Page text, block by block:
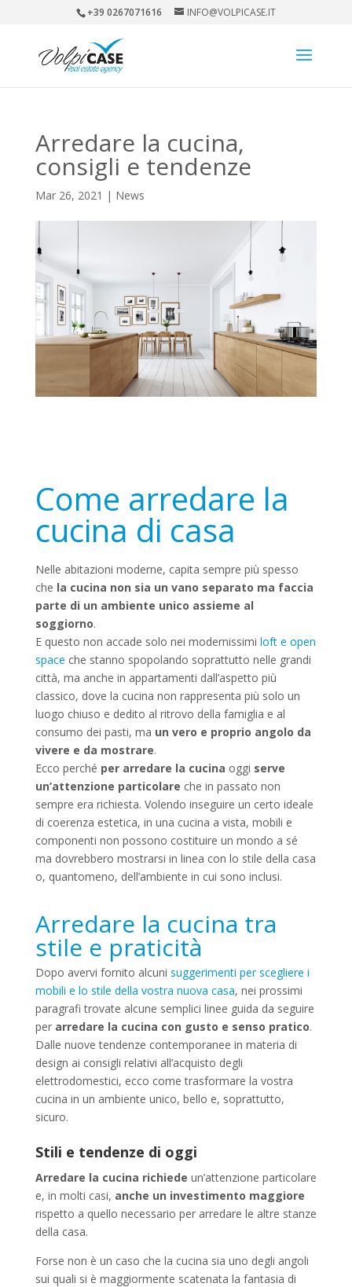
+39 0267071616 INFO@VOLPICASE.IT
Arredare la cucina,
consigli e tendenze
Mar 26, 2021 | News
Come arredare la
cucina di casa
Nelle abitazioni moderne, capita sempre più spesso
che la cucina non sia un vano separato ma faccia
parte di un ambiente unico assieme al
soggiorno.
E questo non accade solo nei modernissimi loft e open
space che stanno spopolando soprattutto nelle grandi
città, ma anche in appartamenti dall’aspetto più
classico, dove la cucina non rappresenta più solo un
luogo chiuso e dedito al ritrovo della famiglia e al
consumo dei pasti, ma un vero e proprio angolo da
vivere e da mostrare.
Ecco perché per arredare la cucina oggi serve
un’attenzione particolare che in passato non
sempre era richiesta. Volendo inseguire un certo ideale
di coerenza estetica, in una cucina a vista, mobili e
componenti non possono costituire un mondo a sé
ma dovrebbero mostrarsi in linea con lo stile della casa
o, quantomeno, dell’ambiente in cui sono inclusi.
Arredare la cucina tra
stile e praticità
Dopo avervi fornito alcuni suggerimenti per scegliere i
mobili e lo stile della vostra nuova casa, nei prossimi
paragrafi trovate alcune semplici linee guida da seguire
per arredare la cucina con gusto e senso pratico.
Dalle nuove tendenze contemporanee in materia di
design ai consigli relativi all’acquisto degli
elettrodomestici, ecco come trasformare la vostra
cucina in un ambiente unico, bello e, soprattutto,
sicuro.
Stili e tendenze di oggi
Arredare la cucina richiede un’attenzione particolare
e, in molti casi, anche un investimento maggiore
rispetto a quello necessario per arredare le altre stanze
della casa.
Forse non è un caso che la cucina sia uno degli angoli
sui quali si è maggiormente scatenata la fantasia di